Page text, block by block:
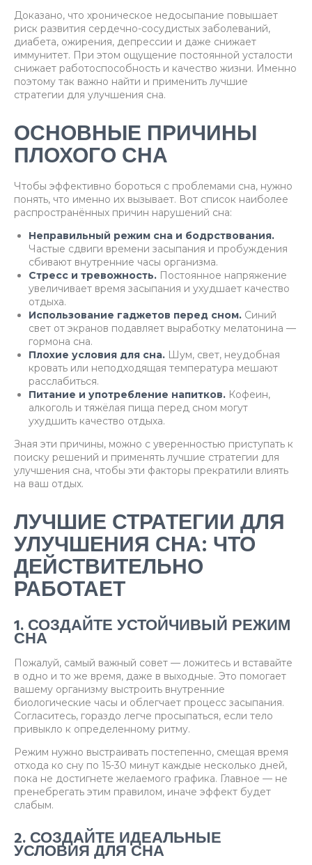
Доказано, что хроническое недосыпание повышает
риск развития сердечно-сосудистых заболеваний,
диабета, ожирения, депрессии и даже снижает
иммунитет. При этом ощущение постоянной усталости
снижает работоспособность и качество жизни. Именно
поэтому так важно найти и применить лучшие
стратегии для улучшения сна.
ОСНОВНЫЕ ПРИЧИНЫ
ПЛОХОГО СНА
Чтобы эффективно бороться с проблемами сна, нужно
понять, что именно их вызывает. Вот список наиболее
распространённых причин нарушений сна:
Неправильный режим сна и бодрствования.
Частые сдвиги времени засыпания и пробуждения
сбивают внутренние часы организма.
Стресс и тревожность. Постоянное напряжение
увеличивает время засыпания и ухудшает качество
отдыха.
Использование гаджетов перед сном. Синий
свет от экранов подавляет выработку мелатонина —
гормона сна.
Плохие условия для сна. Шум, свет, неудобная
кровать или неподходящая температура мешают
расслабиться.
Питание и употребление напитков. Кофеин,
алкоголь и тяжёлая пища перед сном могут
ухудшить качество отдыха.
Зная эти причины, можно с уверенностью приступать к
поиску решений и применять лучшие стратегии для
улучшения сна, чтобы эти факторы прекратили влиять
на ваш отдых.
ЛУЧШИЕ СТРАТЕГИИ ДЛЯ
УЛУЧШЕНИЯ СНА: ЧТО
ДЕЙСТВИТЕЛЬНО
РАБОТАЕТ
1. СОЗДАЙТЕ УСТОЙЧИВЫЙ РЕЖИМ
СНА
Пожалуй, самый важный совет — ложитесь и вставайте
в одно и то же время, даже в выходные. Это помогает
вашему организму выстроить внутренние
биологические часы и облегчает процесс засыпания.
Согласитесь, гораздо легче просыпаться, если тело
привыкло к определенному ритму.
Режим нужно выстраивать постепенно, смещая время
отхода ко сну по 15-30 минут каждые несколько дней,
пока не достигнете желаемого графика. Главное — не
пренебрегать этим правилом, иначе эффект будет
слабым.
2. СОЗДАЙТЕ ИДЕАЛЬНЫЕ
УСЛОВИЯ ДЛЯ СНА